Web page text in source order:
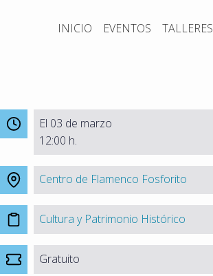
INICIO EVENTOS TALLERES
El 03 de marzo
12:00 h.
Centro de Flamenco Fosforito
Cultura y Patrimonio Histórico
Gratuito